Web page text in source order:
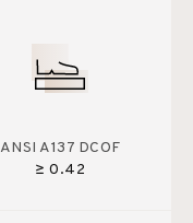
ANSI A137 DCOF
≥ 0.42